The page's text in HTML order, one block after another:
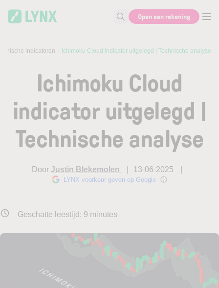
Zoek naar informatie
Open een rekening
indicatoren Ichimoku Cloud indicator uitgelegd | Technische analyse
Ichimoku Cloud
indicator uitgelegd |
Technische analyse
Door Justin Blekemolen 13-06-2025
LYNX voorkeur geven op Google
Geschatte leestijd: 9 minutes